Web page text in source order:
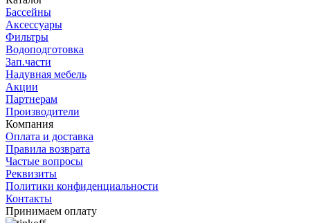
Бассейны
Аксессуары
Фильтры
Водоподготовка
Зап.части
Надувная мебель
Акции
Партнерам
Производители
Компания
Оплата и доставка
Правила возврата
Частые вопросы
Реквизиты
Политики конфиденциальности
Контакты
Принимаем оплату